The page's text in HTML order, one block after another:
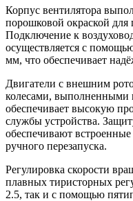
Корпус вентилятора
порошковой окраской
Подключение к
осуществляется с
мм, что обеспечивает
Двигатели с внешним
колесами, выполненными
обеспечивает высокую
службы устройства.
обеспечивают
ручного перезапуска.
Регулировка скорости
плавных тиристорных
2.5, так и с помощью